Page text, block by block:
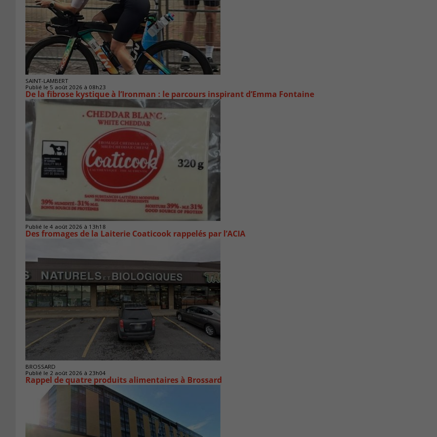
SAINT-LAMBERT
Publié le 5 août 2026 à 08h23
De la fibrose kystique à l’Ironman : le parcours inspirant d’Emma Fontaine
Publié le 4 août 2026 à 13h18
Des fromages de la Laiterie Coaticook rappelés par l’ACIA
BROSSARD
Publié le 2 août 2026 à 23h04
Rappel de quatre produits alimentaires à Brossard